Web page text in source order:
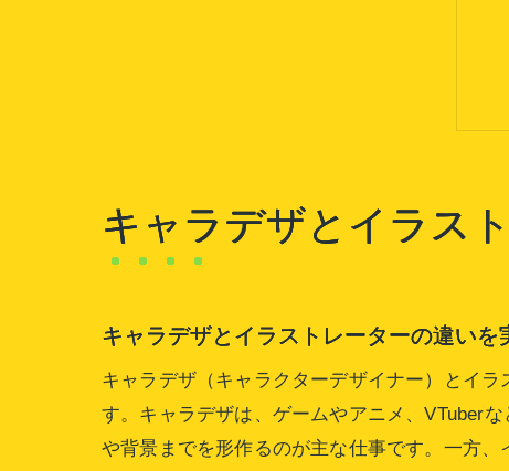
キャラデザとイラス
キャラデザとイラストレーターの違いを
キャラデザ（キャラクターデザイナー）とイ
す。キャラデザは、ゲームやアニメ、VTuber
や背景までを形作るのが主な仕事です。一方